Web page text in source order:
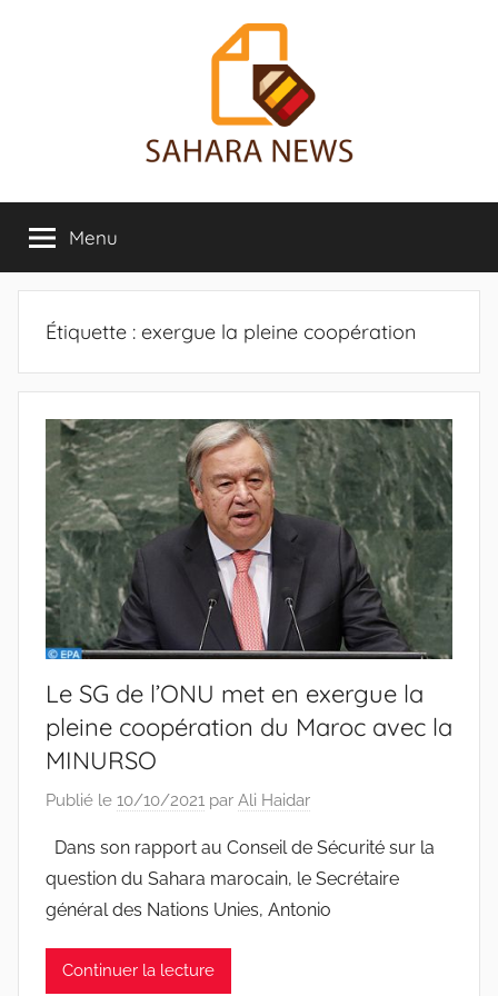
Sahara
News
sur
le
Sahara
révélée
Menu
Étiquette : exergue la pleine coopération
Le SG de l’ONU met en exergue la
pleine coopération du Maroc avec la
MINURSO
Publié le 10/10/2021 par Ali Haidar
Dans son rapport au Conseil de Sécurité sur la
question du Sahara marocain, le Secrétaire
général des Nations Unies, Antonio
Continuer la lecture